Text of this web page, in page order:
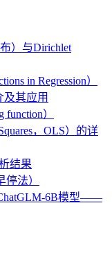
）与Dirichlet
in Regression）
及其应用
）
，OLS）的详
结果
法）
6B模型——